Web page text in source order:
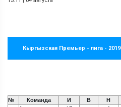
Кыргызская Премьер - лига - 2019
№ Команда И В Н